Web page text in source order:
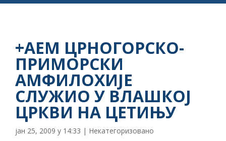
+АЕМ ЦРНОГОРСКО-
ПРИМОРСКИ
АМФИЛОХИЈЕ
СЛУЖИО У ВЛАШКОЈ
ЦРКВИ НА ЦЕТИЊУ
јан 25, 2009 у 14:33 | Некатегоризовано